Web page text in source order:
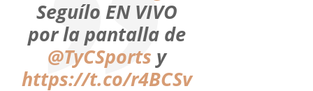
Seguílo EN VIVO
por la pantalla de
@TyCSports y
https://t.co/r4BCSv